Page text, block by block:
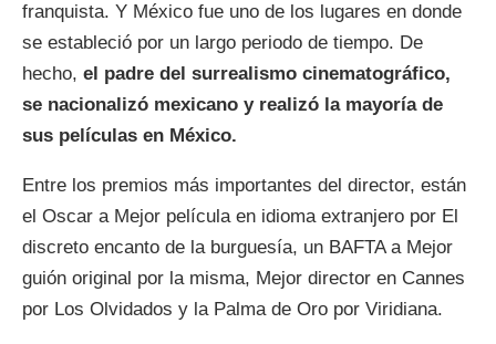
franquista. Y México fue uno de los lugares en donde
se estableció por un largo periodo de tiempo. De
hecho, el padre del surrealismo cinematográfico,
se nacionalizó mexicano y realizó la mayoría de
sus películas en México.
Entre los premios más importantes del director, están
el Oscar a Mejor película en idioma extranjero por El
discreto encanto de la burguesía, un BAFTA a Mejor
guión original por la misma, Mejor director en Cannes
por Los Olvidados y la Palma de Oro por Viridiana.